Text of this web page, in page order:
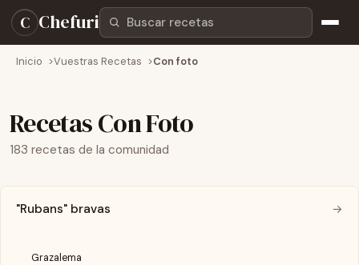
C ChefuriBuscar recetas
Inicio Vuestras Recetas Con foto
Recetas Con Foto
183 recetas de la comunidad
"Rubans" bravas →
Grazalema